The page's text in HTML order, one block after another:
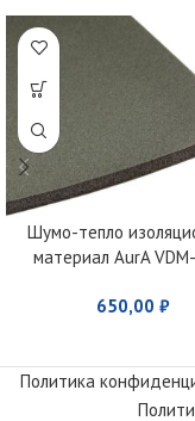
Шумо-тепло
материал AurA
650,00 ₽
Политика